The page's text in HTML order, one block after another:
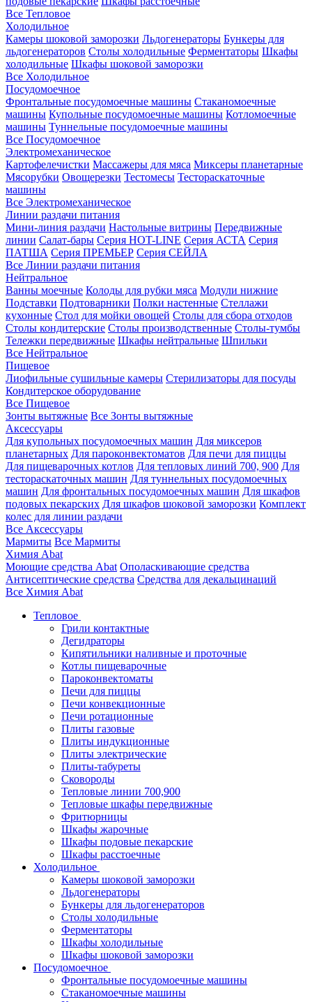
Все Тепловое
Холодильное
Камеры шоковой заморозки Льдогенераторы Бункеры для
льдогенераторов Столы холодильные Ферментаторы Шкафы
холодильные Шкафы шоковой заморозки
Все Холодильное
Посудомоечное
Фронтальные посудомоечные машины Стаканомоечные
машины Купольные посудомоечные машины Котломоечные
машины Туннельные посудомоечные машины
Все Посудомоечное
Электромеханическое
Картофелечистки Массажеры для мяса Миксеры планетарные
Мясорубки Овощерезки Тестомесы Тестораскаточные
машины
Все Электромеханическое
Линии раздачи питания
Мини-линия раздачи Настольные витрины Передвижные
линии Салат-бары Серия HOT-LINE Серия АСТА Серия
ПАТША Серия ПРЕМЬЕР Серия СЕЙЛА
Все Линии раздачи питания
Нейтральное
Ванны моечные Колоды для рубки мяса Модули нижние
Подставки Подтоварники Полки настенные Стеллажи
кухонные Стол для мойки овощей Столы для сбора отходов
Столы кондитерские Столы производственные Столы-тумбы
Тележки передвижные Шкафы нейтральные Шпильки
Все Нейтральное
Пищевое
Лиофильные сушильные камеры Стерилизаторы для посуды
Кондитерское оборудование
Все Пищевое
Зонты вытяжные Все Зонты вытяжные
Аксессуары
Для купольных посудомоечных машин Для миксеров
планетарных Для пароконвектоматов Для печи для пиццы
Для пищеварочных котлов Для тепловых линий 700, 900 Для
тестораскаточных машин Для туннельных посудомоечных
машин Для фронтальных посудомоечных машин Для шкафов
подовых пекарских Для шкафов шоковой заморозки Комплект
колес для линии раздачи
Все Аксессуары
Мармиты Все Мармиты
Химия Abat
Моющие средства Abat Ополаскивающие средства
Антисептические средства Средства для декальцинаций
Все Химия Abat
Тепловое
Грили контактные
Дегидраторы
Кипятильники наливные и проточные
Котлы пищеварочные
Пароконвектоматы
Печи для пиццы
Печи конвекционные
Печи ротационные
Плиты газовые
Плиты индукционные
Плиты электрические
Плиты-табуреты
Сковороды
Тепловые линии 700,900
Тепловые шкафы передвижные
Фритюрницы
Шкафы жарочные
Шкафы подовые пекарские
Шкафы расстоечные
Холодильное
Камеры шоковой заморозки
Льдогенераторы
Бункеры для льдогенераторов
Столы холодильные
Ферментаторы
Шкафы холодильные
Шкафы шоковой заморозки
Посудомоечное
Фронтальные посудомоечные машины
Стаканомоечные машины